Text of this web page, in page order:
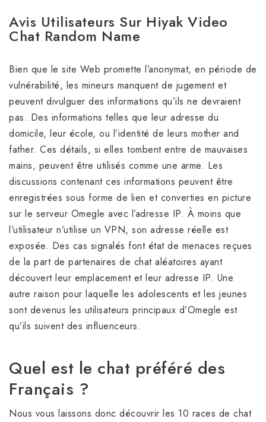
Avis Utilisateurs Sur Hiyak Video
Chat Random Name
Bien que le site Web promette l’anonymat, en période de
vulnérabilité, les mineurs manquent de jugement et
peuvent divulguer des informations qu’ils ne devraient
pas. Des informations telles que leur adresse du
domicile, leur école, ou l’identité de leurs mother and
father. Ces détails, si elles tombent entre de mauvaises
mains, peuvent être utilisés comme une arme. Les
discussions contenant ces informations peuvent être
enregistrées sous forme de lien et converties en picture
sur le serveur Omegle avec l’adresse IP. À moins que
l’utilisateur n’utilise un VPN, son adresse réelle est
exposée. Des cas signalés font état de menaces reçues
de la part de partenaires de chat aléatoires ayant
découvert leur emplacement et leur adresse IP. Une
autre raison pour laquelle les adolescents et les jeunes
sont devenus les utilisateurs principaux d’Omegle est
qu’ils suivent des influenceurs.
Quel est le chat préféré des
Français ?
Nous vous laissons donc découvrir les 10 races de chat